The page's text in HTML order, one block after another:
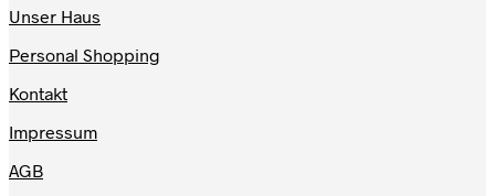
Unser Haus
Personal Shopping
Kontakt
Impressum
AGB